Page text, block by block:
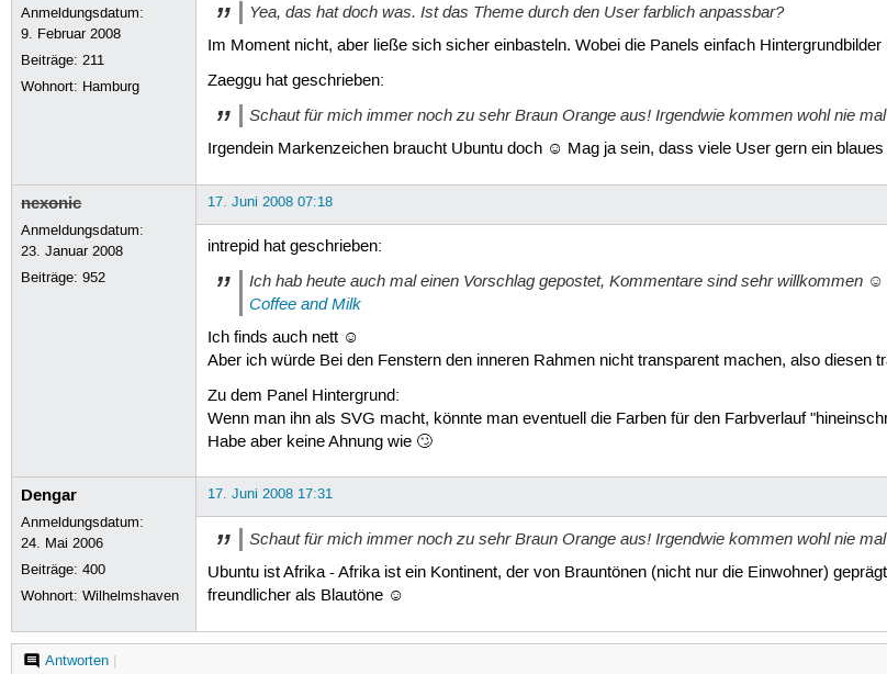
Anmeldungsdatum:
9. Februar 2008
Beiträge:211
Wohnort: Hamburg
Yea, das hat doch was. Ist das Theme durch den User farblich anpassbar?
Im Moment nicht, aber ließe sich sicher einbasteln. Wobei die Panels einfach
Zaeggu hat geschrieben:
Schaut für mich immer noch zu sehr Braun Orange aus! Irgendwie kommen wohl nie
Irgendein Markenzeichen braucht Ubuntu doch ☺ Mag ja sein, dass viele User gern ein
nexonic
Anmeldungsdatum:
23. Januar 2008
Beiträge:952
17. Juni 2008 07:18
intrepid hat geschrieben:
Ich hab heute auch mal einen Vorschlag gepostet, Kommentare sind sehr willkommen ☺
Coffee and Milk
Ich finds auch nett ☺
Aber ich würde Bei den Fenstern den inneren Rahmen nicht transparent machen, also diesen
Zu dem Panel Hintergrund:
Wenn man ihn als SVG macht, könnte man eventuell die Farben für den Farbverlauf
Habe aber keine Ahnung wie 🙄
Dengar
Anmeldungsdatum:
24. Mai 2006
Beiträge:400
Wohnort: Wilhelmshaven
17. Juni 2008 17:31
Schaut für mich immer noch zu sehr Braun Orange aus! Irgendwie kommen wohl nie
Ubuntu ist Afrika - Afrika ist ein Kontinent, der von Brauntönen (nicht nur die Einwohner)
freundlicher als Blautöne ☺
Antworten|